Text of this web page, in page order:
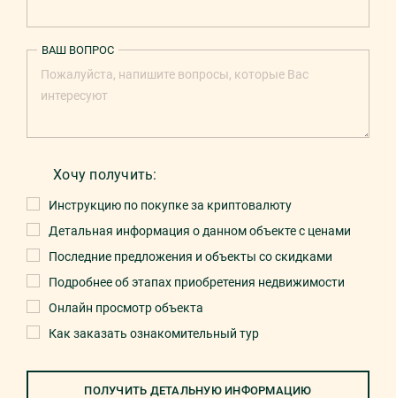
Хочу получить:
Инструкцию по покупке за криптовалюту
Детальная информация о данном объекте с ценами
Последние предложения и объекты со скидками
Подробнее об этапах приобретения недвижимости
Онлайн просмотр объекта
Как заказать ознакомительный тур
ВАШ ВОПРОС
ПОЛУЧИТЬ ДЕТАЛЬНУЮ ИНФОРМАЦИЮ